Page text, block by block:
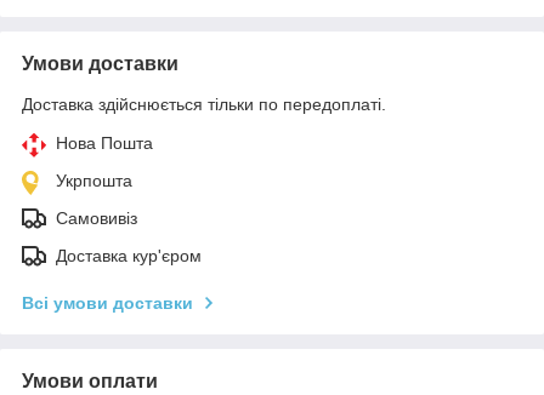
Умови доставки
Доставка здійснюється тільки по передоплаті.
Нова Пошта
Укрпошта
Самовивіз
Доставка кур'єром
Всі умови доставки
Умови оплати